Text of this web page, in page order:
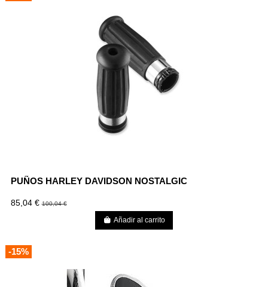
PUÑOS HARLEY DAVIDSON NOSTALGIC
85,04 €100,04 €
Añadir al carrito
-15%